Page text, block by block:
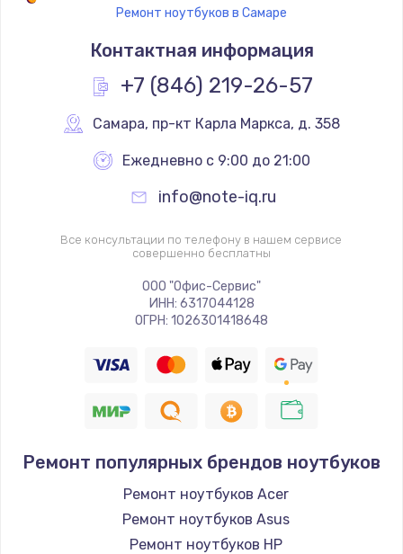
Ремонт ноутбуков в Самаре
Контактная информация
+7 (846) 219-26-57
Самара, пр-кт Карла Маркса, д. 358
Ежедневно с 9:00 до 21:00
info@note-iq.ru
Все консультации по телефону в нашем сервисе
совершенно бесплатны
ООО "Офис-Сервис"
ИНН: 6317044128
ОГРН: 1026301418648
Ремонт популярных брендов ноутбуков
Ремонт ноутбуков Acer
Ремонт ноутбуков Asus
Ремонт ноутбуков HP